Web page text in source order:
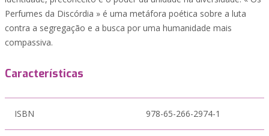
Perfumes da Discórdia » é uma metáfora poética sobre a luta
contra a segregação e a busca por uma humanidade mais
compassiva.
Características
ISBN 978-65-266-2974-1